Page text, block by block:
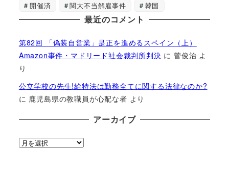
開催済
関大不当解雇事件 韓国
最近のコメント
第82回 「偽装自営業」是正を進めるスペイン（上）
Amazon事件・マドリード社会裁判所判決 に菅俊治 よ
り
公立学校の先生!給特法は勤務全てに関する法律なのか?
に 鹿児島県の教職員が心配な者 より
アーカイブ
ア